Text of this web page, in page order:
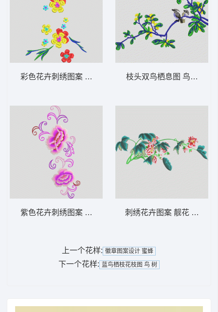
彩色花卉刺绣图案 简单花
紫色花卉刺绣图案 汉服
枝头双鸟栖息图 鸟语花香
刺绣花卉图案 靓花 旗袍
上一个花样: 徽章图案设计 蜜蜂
下一个花样: 蓝鸟栖枝花枝图 鸟 树